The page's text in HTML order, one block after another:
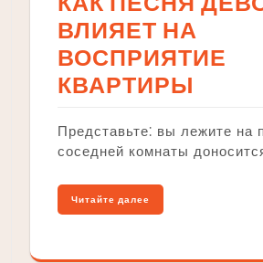
ВЛИЯЕТ НА
ВОСПРИЯТИЕ
КВАРТИРЫ
Представьте⁚ вы лежите на
соседней комнаты
Читайте далее